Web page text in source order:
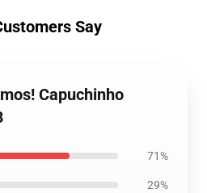
Say
Capuchinho
71%
29%